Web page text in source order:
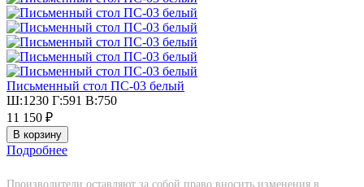
Письменный стол ПС-03 белый
Ш:1230 Г:591 В:750
11 150 ₽
Подробнее
Производители оставляют за собой право вносить изменения в